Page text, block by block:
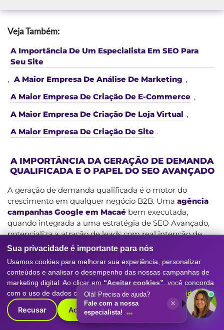
Veja Também:
A Importância De Um Especialista Em SEO Para
Seu Site
, A Maior Empresa De Análise De Marketing ,
A Maior Empresa De Criação De E-Commerce ,
A Maior Empresa De Criação De Loja Virtual ,
A Maior Empresa De Criação De Site .
A IMPORTÂNCIA DA GERAÇÃO DE DEMANDA
QUALIFICADA E O PAPEL DO SEO AVANÇADO
A geração de demanda qualificada é o motor do
crescimento em qualquer negócio B2B. Uma agência
campanhas Google em Macaé bem executada,
quando integrada a uma estratégia de SEO Avançado,
potencializa a atração de leads com real intenção de
compra. Na Digitall Evolution, compreendemos que a
jornada do cliente B2B é muitas vezes longa e envolve
múltiplos pontos de contato. Nosso trabalho com
Google Ads visa capturar esses potenciais clientes em
momentos cruciais de sua pesquisa e decisão. Ao
otimizarmos as campanhas, garantimos que sua
empresa seja encontrada por tomadores de decisão que
estão ativamente buscando as soluções que você
Sua privacidade é importante para nós
Usamos cookies para melhorar sua experiência, personalizar
conteúdos e analisar o desempenho das nossas campanhas de
marketing digital. Ao clicar em “Aceitar cookies” , você concorda
com o uso de dados conforme nossaPolítica de Privacidade.
Recusar Aceitar cookies
Olá! Precisa de ajuda?
Fale com a nossa
especialista!
×